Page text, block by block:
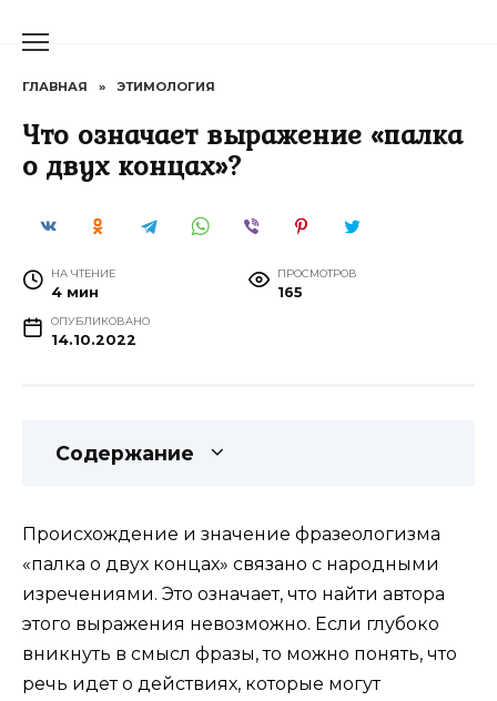
ГЛАВНАЯ » ЭТИМОЛОГИЯ
Что означает выражение «палка
о двух концах»?
НА ЧТЕНИЕ
4 мин
ПРОСМОТРОВ
165
ОПУБЛИКОВАНО
14.10.2022
Содержание
Происхождение и значение фразеологизма
«палка о двух концах» связано с народными
изречениями. Это означает, что найти автора
этого выражения невозможно. Если глубоко
вникнуть в смысл фразы, то можно понять, что
речь идет о действиях, которые могут